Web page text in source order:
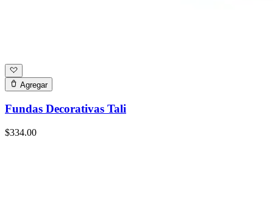
Agregar
Fundas Decorativas Tali
$334.00